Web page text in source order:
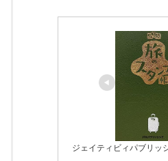
ジェイティビィパブリッ